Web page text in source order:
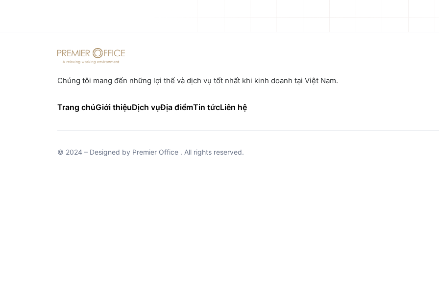
Chúng tôi mang đến những lợi thế và dịch vụ tốt nhất khi kinh doanh tại Việt Nam.
Trang chủGiới thiệuDịch vụĐịa điểmTin tứcLiên hệ
© 2024 – Designed by Premier Office . All rights reserved.